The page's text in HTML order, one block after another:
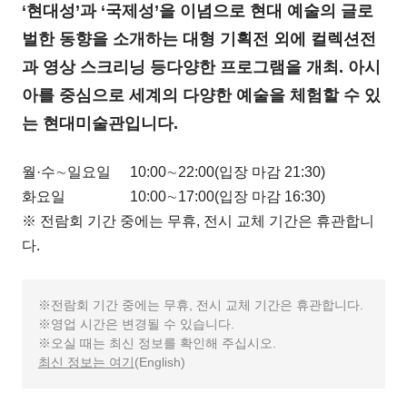
‘현대성’과 ‘국제성’을 이념으로 현대 예술의 글로
벌한 동향을 소개하는 대형 기획전 외에 컬렉션전
과 영상 스크리닝 등다양한 프로그램을 개최. 아시
아를 중심으로 세계의 다양한 예술을 체험할 수 있
는 현대미술관입니다.
월·수∼일요일
10:00∼22:00(입장 마감 21:30)
화요일
10:00∼17:00(입장 마감 16:30)
※ 전람회 기간 중에는 무휴, 전시 교체 기간은 휴관합니
다.
전람회 기간 중에는 무휴, 전시 교체 기간은 휴관합니다.
영업 시간은 변경될 수 있습니다.
오실 때는 최신 정보를 확인해 주십시오.
최신 정보는 여기(English)